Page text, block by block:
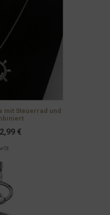
mit Steuerrad und
€Aktueller